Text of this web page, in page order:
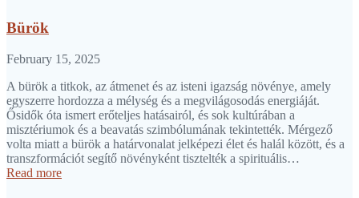
Bürök
February 15, 2025
A bürök a titkok, az átmenet és az isteni igazság növénye, amely
egyszerre hordozza a mélység és a megvilágosodás energiáját.
Ősidők óta ismert erőteljes hatásairól, és sok kultúrában a
misztériumok és a beavatás szimbólumának tekintették. Mérgező
volta miatt a bürök a határvonalat jelképezi élet és halál között, és a
transzformációt segítő növényként tisztelték a spirituális…
Read more